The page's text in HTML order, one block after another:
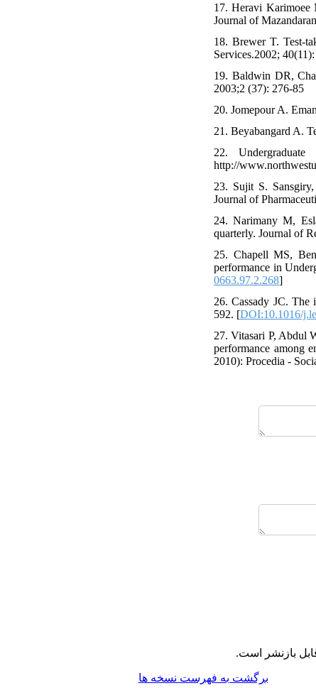
17. Heravi Karimoee
Journal of
18. Brewer T. Test-
Services.2002;
19. Baldwin DR,
2003;2 (37): 276-85
20. Jomepour A.
21. Beyabangard A.
22.
http://
23. Sujit S.
Journal of
24. Narimany M,
quarterly. Journal of
25. Chapell MS,
performance in
0663.97.2.268]
26. Cassady JC. The
592. [DOI:10.1016/
27. Vitasari P, Abdul
performance among
2010): Procedia -
بازنشر است.
برگشت به فهرست نسخه ها